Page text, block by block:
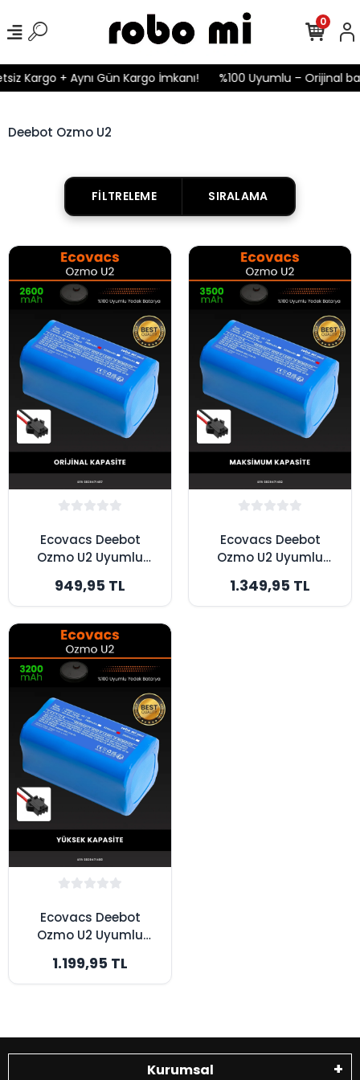
Kargo + Aynı Gün Kargo İmkanı! %100 Uyumlu – Orijinal
0
Deebot Ozmo U2
FILTRELEME SIRALAMA
Ecovacs Deebot
Ozmo U2 Uyumlu
Süpürge Bataryası -
Orijinal Kapasite
949,95 TL
Ecovacs Deebot
Ozmo U2 Uyumlu
Süpürge Bataryası -
Maksimum Kapasite
1.349,95 TL
Ecovacs Deebot
Ozmo U2 Uyumlu
Süpürge Bataryası -
Yüksek Kapasite
1.199,95 TL
Kurumsal